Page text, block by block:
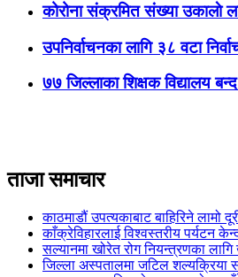
कोरोना संक्रमित संख्या उकालाे
उपनिर्वाचनका लागि ३८ वटा
७७ जिल्लाका शिक्षक विद्यालय
ताजा समाचार
काठमाडौं उपत्यकाबाट बाहिरिने लामो
काँक्रेविहारलाई विश्वस्तरीय पर्यटन
सल्यानमा खोरेत रोग नियन्त्रणका लागि
जिल्ला अस्पतालमा जटिल